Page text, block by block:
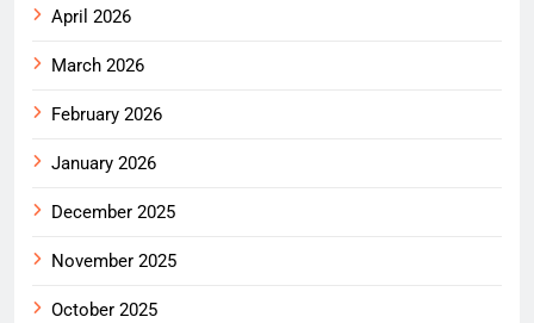
April 2026
March 2026
February 2026
January 2026
December 2025
November 2025
October 2025